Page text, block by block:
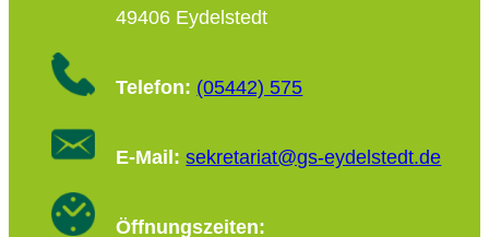
49406 Eydelstedt
Telefon: (05442) 575
E-Mail: sekretariat@gs-eydelstedt.de
Öffnungszeiten: